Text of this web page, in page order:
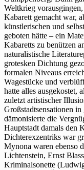
Weltkrieg
Kabarett gemacht war,
künstlerischen und
geboten hätte – ein
Kabaretts zu benützen
naturalistische
grotesken Dichtung
formalen Niveaus
Wagestücke und
hatte alles ausgekostet,
zuletzt artistischer
Großstadtsensationen
dämonisierte die
Hauptstadt damals den
Dichterexzentriks war
Mynona waren ebenso
Lichtenstein, Ernst
Kriminalsonette